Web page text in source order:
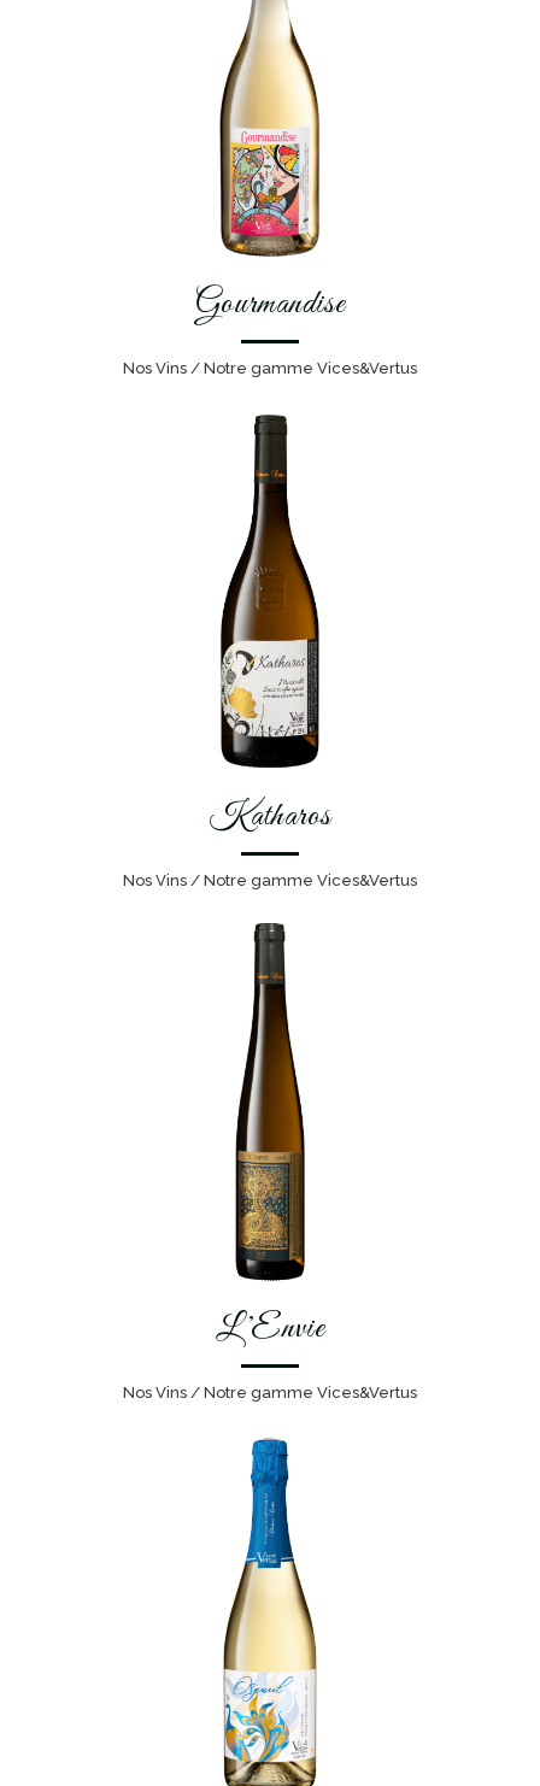
Gourmandise
Nos Vins / Notre gamme Vices&Vertus
Katharos
Nos Vins / Notre gamme Vices&Vertus
L’Envie
Nos Vins / Notre gamme Vices&Vertus